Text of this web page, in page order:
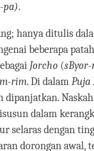
pa).
hanya ditulis
beberapa
Jorcho (
rim. Di dalamPuja
dipanjatkan.
dalam
selaras dengan
dorongan awal,